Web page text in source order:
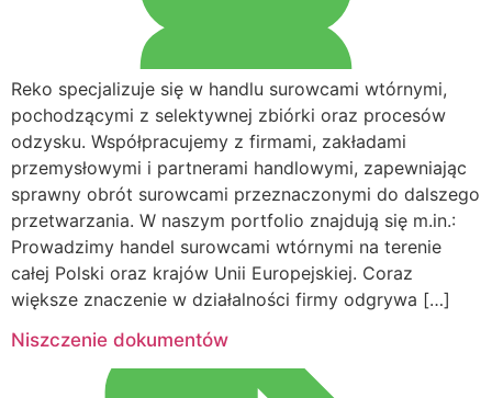
Reko specjalizuje się w handlu surowcami wtórnymi,
pochodzącymi z selektywnej zbiórki oraz procesów
odzysku. Współpracujemy z firmami, zakładami
przemysłowymi i partnerami handlowymi, zapewniając
sprawny obrót surowcami przeznaczonymi do dalszego
przetwarzania. W naszym portfolio znajdują się m.in.:
Prowadzimy handel surowcami wtórnymi na terenie
całej Polski oraz krajów Unii Europejskiej. Coraz
większe znaczenie w działalności firmy odgrywa […]
Niszczenie dokumentów